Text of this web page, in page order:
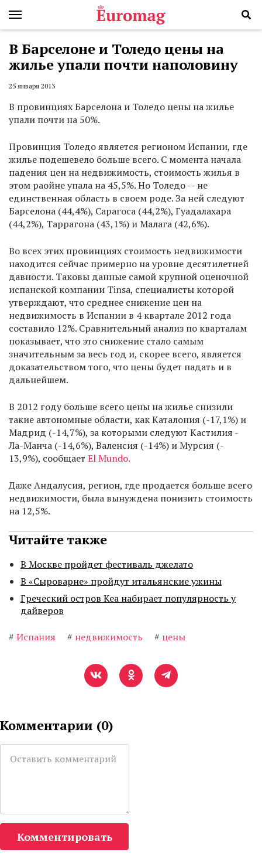
В Барселоне и Толедо цены на
жилье упали почти наполовину
25 января 2013
В провинциях Барселона и Толедо цены на жилье
упали почти на 50%.
Провинция Толедо является регионом Испании, где
жилье подешевело больше всего. С момента начала
падения цен на недвижимость, стоимость жилья в
этом раойне упала на 45,5%. Но Толедо -- не
единственная область в своем роде. За ней следуют
Барселона (44,4%), Сарагоса (44,2%), Гуадалахара
(44,2%), Таррагона (43,1%) и Малага (42,6%).
Во всех этих провинциях стоимость недвижимости
находится сейчас примерно на уровне десятилетней
давности. Таковы данные самой крупной оценочной
испанской компании Tinsa, специалисты которой
утверждают, что среднее снижение цен на
недвижимость в Испании в 4 квартале 2012 года
составило 12%. Сравнительный анализ по кварталам
показывает, что это снижение стало самым
значительным за весь год и, скорее всего, является
доказательством того, что цены будет падать и в
дальнейшем.
В 2012 году больше всего цены на жилье снизили
такие автономные области, как Каталония (-17,1%) и
Мадрид (-14,7%), за которыми следуют Кастилия -
Ла-Манча (-14,6%), Валенсия (-14%) и Мурсия (-
13,9%), сообщает El Mundo.
Даже Андалусия, регион, где продается больше всего
недвижимости, была вынуждена понизить стоимость
на 12,5%.
Читайте также
В Москве пройдет фестиваль джелато
В «Сыроварне» пройдут итальянские ужины
Греческий остров Кеа набирает популярность у
дайверов
# Испания # недвижимость # цены
Комментарии (0)
Комментировать